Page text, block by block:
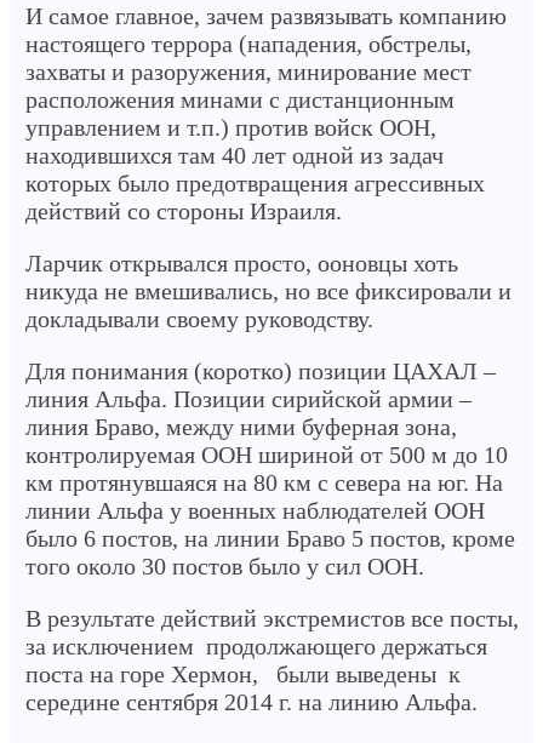
И самое главное, зачем развязывать компанию
настоящего террора (нападения, обстрелы,
захваты и разоружения, минирование мест
расположения минами с дистанционным
управлением и т.п.) против войск ООН,
находившихся там 40 лет одной из задач
которых было предотвращения агрессивных
действий со стороны Израиля.
Ларчик открывался просто, ооновцы хоть
никуда не вмешивались, но все фиксировали и
докладывали своему руководству.
Для понимания (коротко) позиции ЦАХАЛ –
линия Альфа. Позиции сирийской армии –
линия Браво, между ними буферная зона,
контролируемая ООН шириной от 500 м до 10
км протянувшаяся на 80 км с севера на юг. На
линии Альфа у военных наблюдателей ООН
было 6 постов, на линии Браво 5 постов, кроме
того около 30 постов было у сил ООН.
В результате действий экстремистов все посты,
за исключением продолжающего держаться
поста на горе Хермон, были выведены к
середине сентября 2014 г. на линию Альфа.